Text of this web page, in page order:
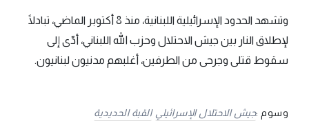
وتشهد الحدود الإسرائيلية اللبنانية، منذ 8 أكتوبر الماضي، تبادلًا
لإطلاق النار بين جيش الاحتلال وحزب الله اللبناني، أدّى إلى
سقوط قتلى وجرحى من الطرفين، أغلبهم مدنيون لبنانيون.
وسوم :جيش الاحتلال الإسرائيلي القبة الحديدية